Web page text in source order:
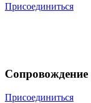
Присоединиться
Сопровождение
Присоединиться